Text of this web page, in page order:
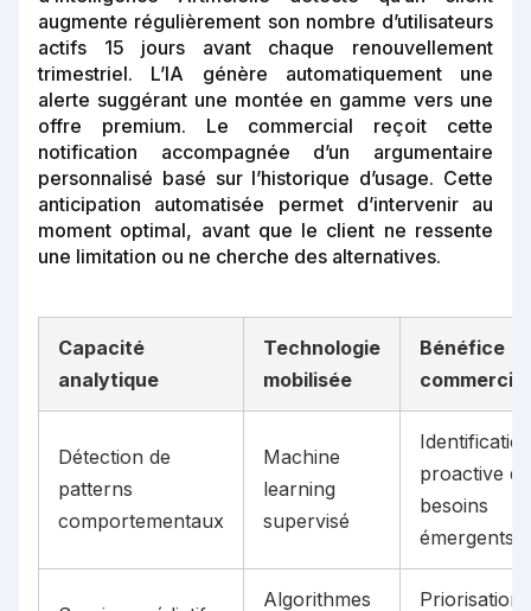
augmente régulièrement son nombre d’utilisateurs
actifs 15 jours avant chaque renouvellement
trimestriel. L’IA génère automatiquement une
alerte suggérant une montée en gamme vers une
offre premium. Le commercial reçoit cette
notification accompagnée d’un argumentaire
personnalisé basé sur l’historique d’usage. Cette
anticipation automatisée permet d’intervenir au
moment optimal, avant que le client ne ressente
une limitation ou ne cherche des alternatives.
Capacité
analytique
Technologie
mobilisée
Bénéfice
commercial
Détection de
patterns
comportementaux
Machine
learning
supervisé
proactive
besoins
émergents
Algorithmes
Priorisation